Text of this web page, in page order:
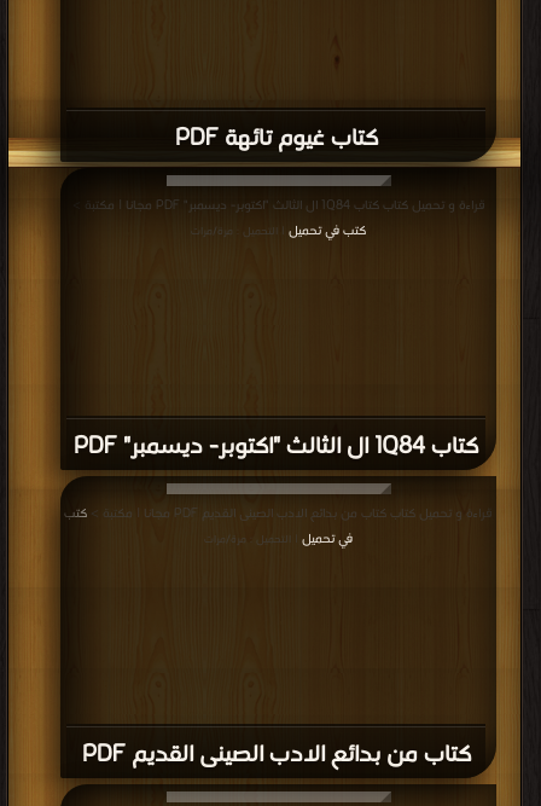
كتاب غيوم تائهة PDF
كتاب 1Q84 ال الثالث "اكتوبر- ديسمبر" PDF
قراءة و تحميل كتاب كتاب 1Q84 ال الثالث "اكتوبر- ديسمبر" PDF مجانا | مكتبة >
كتب في تحميل
| التحميل : مرة/مرات
كتاب من بدائع الادب الصينى القديم PDF
قراءة و تحميل كتاب كتاب من بدائع الادب الصينى القديم PDF مجانا | مكتبة >
كتب
في تحميل
| التحميل : مرة/مرات